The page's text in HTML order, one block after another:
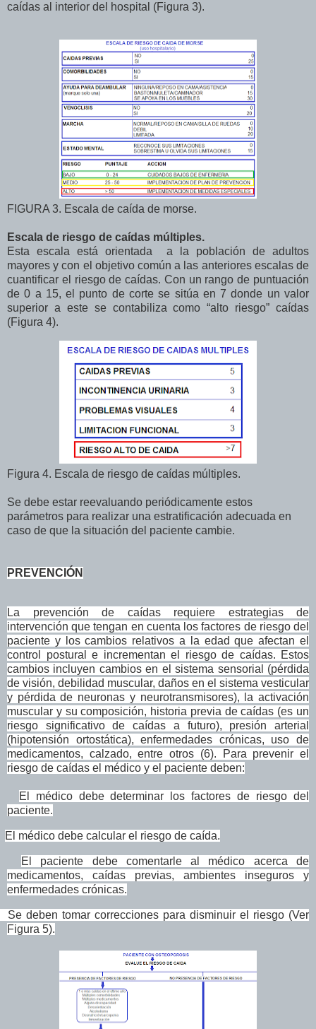
caídas al interior del hospital (Figura 3).
FIGURA 3. Escala de caída de morse.
Escala de riesgo de caídas múltiples.
Esta escala está orientada a la población de adultos
mayores y con el objetivo común a las anteriores escalas de
cuantificar el riesgo de caídas. Con un rango de puntuación
de 0 a 15, el punto de corte se sitúa en 7 donde un valor
superior a este se contabiliza como “alto riesgo” caídas
(Figura 4).
Figura 4. Escala de riesgo de caídas múltiples.
Se debe estar reevaluando periódicamente estos
parámetros para realizar una estratificación adecuada en
caso de que la situación del paciente cambie.
PREVENCIÓN
La prevención de caídas requiere estrategias de
intervención que tengan en cuenta los factores de riesgo del
paciente y los cambios relativos a la edad que afectan el
control postural e incrementan el riesgo de caídas. Estos
cambios incluyen cambios en el sistema sensorial (pérdida
de visión, debilidad muscular, daños en el sistema vesticular
y pérdida de neuronas y neurotransmisores), la activación
muscular y su composición, historia previa de caídas (es un
riesgo significativo de caídas a futuro), presión arterial
(hipotensión ortostática), enfermedades crónicas, uso de
medicamentos, calzado, entre otros (6).
Para prevenir el
riesgo de caídas el médico y el paciente deben:
El médico debe determinar los factores de riesgo del
paciente.
El médico debe calcular el riesgo de caída.
El paciente debe comentarle al médico acerca de
medicamentos, caídas previas, ambientes inseguros y
enfermedades crónicas.
Se deben tomar correcciones para disminuir el riesgo (Ver
Figura 5).